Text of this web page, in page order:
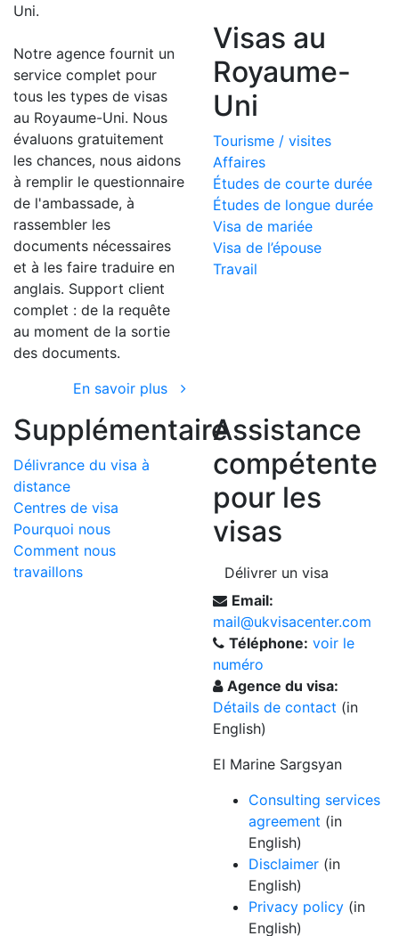
Uni.
Notre agence fournit un
service complet pour
tous les types de visas
au Royaume-Uni. Nous
évaluons gratuitement
les chances, nous aidons
à remplir le questionnaire
de l'ambassade, à
rassembler les
documents nécessaires
et à les faire traduire en
anglais. Support client
complet : de la requête
au moment de la sortie
des documents.
En savoir plus
Visas au
Royaume-
Uni
Tourisme / visites
Affaires
Études de courte durée
Études de longue durée
Visa de mariée
Visa de l’épouse
Travail
Supplémentaire
Délivrance du visa à
distance
Centres de visa
Pourquoi nous
Comment nous
travaillons
Assistance
compétente
pour les
visas
Délivrer un visa
Email:
mail@ukvisacenter.com
Téléphone: voir le
numéro
Agence du visa:
Détails de contact (in
English)
EI Marine Sargsyan
Consulting services
agreement (in
English)
Disclaimer (in
English)
Privacy policy (in
English)